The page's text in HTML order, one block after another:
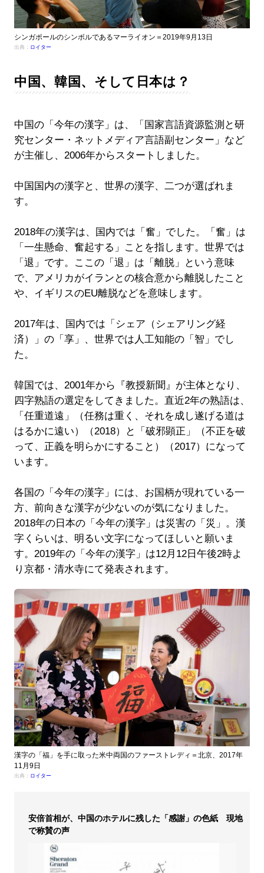
シンガポールのシンボルであるマーライオン＝2019年9月13日
出典： ロイター
中国、韓国、そして日本は？
中国の「今年の漢字」は、「国家言語資源監測と研
究センター・ネットメディア言語副センター」など
が主催し、2006年からスタートしました。
中国国内の漢字と、世界の漢字、二つが選ばれま
す。
2018年の漢字は、国内では「奮」でした。「奮」は
「一生懸命、奮起する」ことを指します。世界では
「退」です。ここの「退」は「離脱」という意味
で、アメリカがイランとの核合意から離脱したこと
や、イギリスのEU離脱などを意味します。
2017年は、国内では「シェア（シェアリング経
済）」の「享」、世界では人工知能の「智」でし
た。
韓国では、2001年から『教授新聞』が主体となり、
四字熟語の選定をしてきました。直近2年の熟語は、
「任重道遠」（任務は重く、それを成し遂げる道は
はるかに遠い）（2018）と「破邪顕正」（不正を破
って、正義を明らかにすること）（2017）になって
います。
各国の「今年の漢字」には、お国柄が現れている一
方、前向きな漢字が少ないのが気になりました。
2018年の日本の「今年の漢字」は災害の「災」。漢
字くらいは、明るい文字になってほしいと願いま
す。2019年の「今年の漢字」は12月12日午後2時よ
り京都・清水寺にて発表されます。
漢字の「福」を手に取った米中両国のファーストレディ＝北京、2017年
11月9日
出典： ロイター
安倍首相が、中国のホテルに残した「感謝」の色紙 現地
で称賛の声